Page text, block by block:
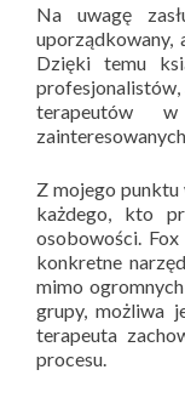
Na uwagę
uporządkowany,
Dzięki temu
profesjonalistów,
terapeutów
Z mojego
każdego, kto
osobowości.
konkretne
mimo
grupy, możliwa
terapeuta
procesu.